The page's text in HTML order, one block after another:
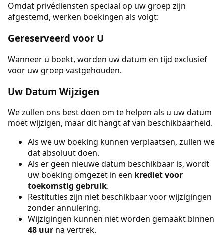
Omdat privédiensten speciaal op uw groep zijn
afgestemd, werken boekingen als volgt:
Gereserveerd voor U
Wanneer u boekt, worden uw datum en tijd exclusief
voor uw groep vastgehouden.
Uw Datum Wijzigen
We zullen ons best doen om te helpen als u uw datum
moet wijzigen, maar dit hangt af van beschikbaarheid.
Als we uw boeking kunnen verplaatsen, zullen we
dat absoluut doen.
Als er geen nieuwe datum beschikbaar is, wordt
uw boeking omgezet in een krediet voor
toekomstig gebruik.
Restituties zijn niet beschikbaar voor wijzigingen
zonder annulering.
Wijzigingen kunnen niet worden gemaakt binnen
48 uur na vertrek.